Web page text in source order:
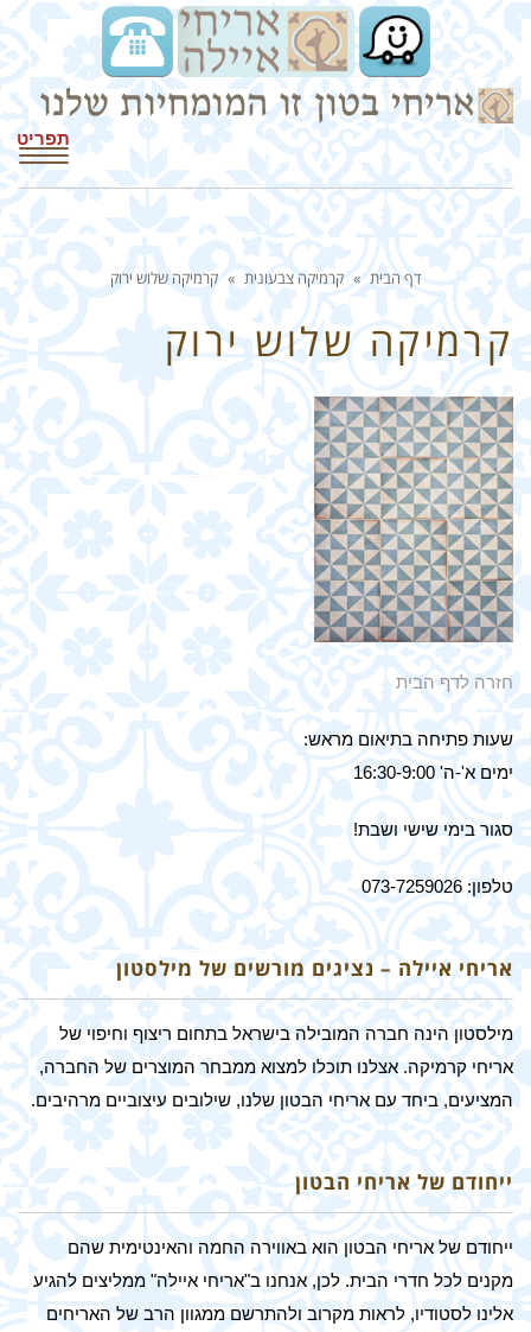
תפריט
דף הבית » קרמיקה צבעונית » קרמיקה שלוש ירוק
קרמיקה שלוש ירוק
חזרה לדף הבית
שעות פתיחה בתיאום מראש:
ימים א'-ה' 16:30-9:00
סגור בימי שישי ושבת!
טלפון: 073-7259026
אריחי איילה – נציגים מורשים של מילסטון
מילסטון הינה חברה המובילה בישראל בתחום ריצוף וחיפוי של
אריחי קרמיקה. אצלנו תוכלו למצוא ממבחר המוצרים של החברה,
המציעים, ביחד עם אריחי הבטון שלנו, שילובים עיצוביים מרהיבים.
ייחודם של אריחי הבטון
ייחודם של אריחי הבטון הוא באווירה החמה והאינטימית שהם
מקנים לכל חדרי הבית. לכן, אנחנו ב"אריחי איילה" ממליצים להגיע
אלינו לסטודיו, לראות מקרוב ולהתרשם ממגוון הרב של האריחים